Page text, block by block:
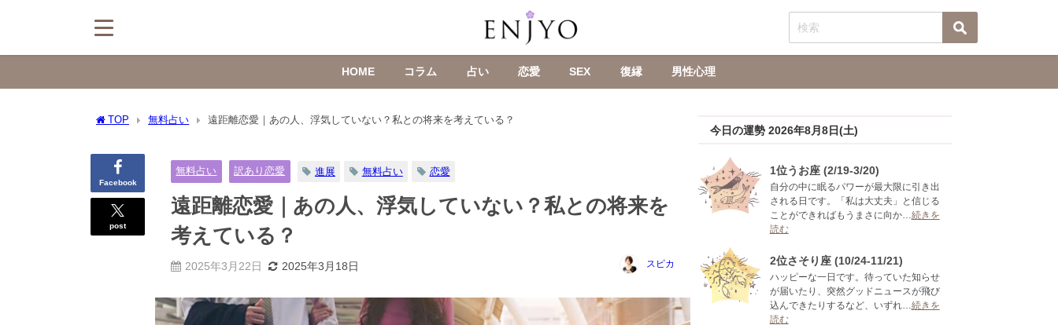
HOME コラム 占い 恋愛 SEX 復縁 男性心理
TOP 無料占い 遠距離恋愛｜あの人、浮気していない？私との将来を考えている？
Facebook
post
無料占い 訳あり恋愛 進展 無料占い 恋愛
遠距離恋愛｜あの人、浮気していない？私との将来を
考えている？
2025年3月22日 2025年3月18日 スピカ
今日の運勢 2026年8月8日(土)
1位うお座 (2/19-3/20)
自分の中に眠るパワーが最大限に引き出
される日です。「私は大丈夫」と信じる
ことができればもうまさに向か… 続きを
読む
2位さそり座 (10/24-11/21)
ハッピーな一日です。待っていた知らせ
が届いたり、突然グッドニュースが飛び
込んできたりするなど、いずれ… 続きを
読む